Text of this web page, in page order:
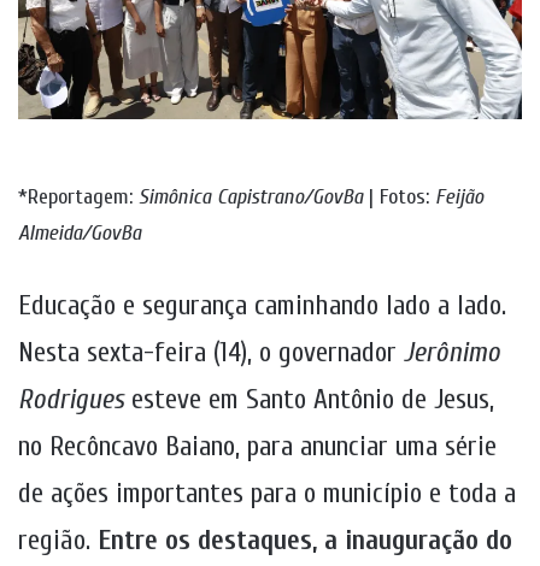
*Reportagem: Simônica Capistrano/GovBa| Fotos: Feijão
Almeida/GovBa
Educação e segurança caminhando lado a lado.
Nesta sexta-feira (14), o governador Jerônimo
Rodrigues esteve em Santo Antônio de Jesus,
no Recôncavo Baiano, para anunciar uma série
de ações importantes para o município e toda a
região. Entre os destaques, a inauguração do